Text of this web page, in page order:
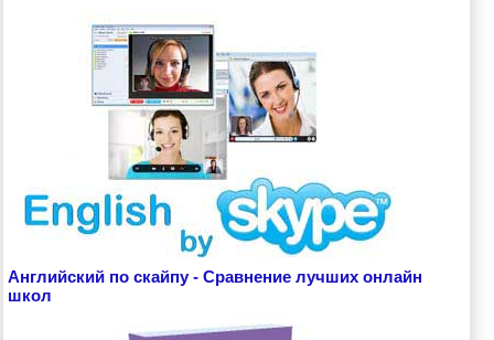
Английский по скайпу - Сравнение лучших онлайн
школ